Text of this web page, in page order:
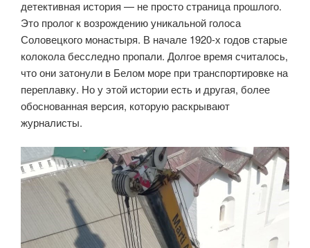
овощехранилища
в
посёлке
Соловецкий.
Заказчик
—
Фонд»
детективная история — не просто страница прошлого.
Это пролог к возрождению уникальной голоса
Соловецкого монастыря. В начале 1920-х годов старые
колокола бесследно пропали. Долгое время считалось,
что они затонули в Белом море при транспортировке на
переплавку. Но у этой истории есть и другая, более
обоснованная версия, которую раскрывают
журналисты.